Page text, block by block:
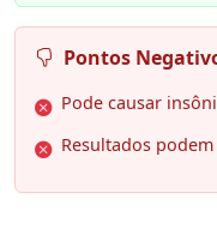
Pontos
Pode causar
Resultados